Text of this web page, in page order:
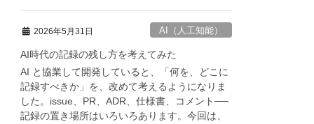
2026年5月31日 AI（人工知能）
AI時代の記録の残し方を考えてみた
AI と協業して開発していると、「何を、どこに
記録すべきか」を、改めて考えるようになりま
した。issue、PR、ADR、仕様書、コメント──
記録の置き場所はいろいろあります。今回は、